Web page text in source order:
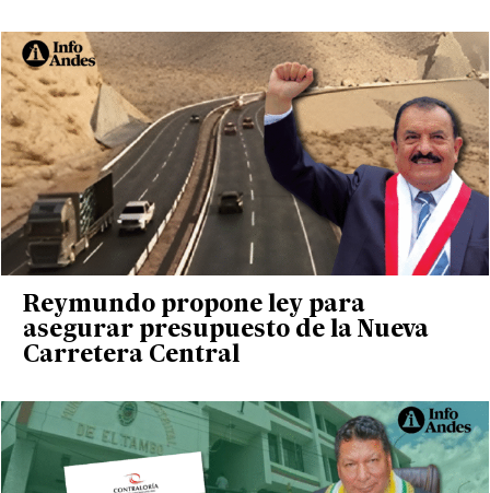
Reymundo propone ley para
asegurar presupuesto de la Nueva
Carretera Central